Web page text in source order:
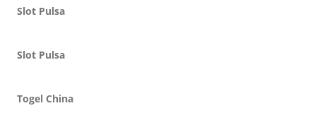
Slot Pulsa
Slot Pulsa
Togel China